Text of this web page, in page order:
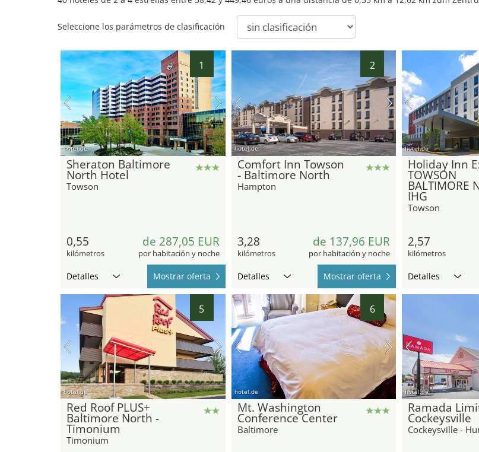
Seleccione los parámetros de clasificación
1
hotel.de
Sheraton Baltimore
North Hotel
Towson
0,55
kilómetros
de 287,05 EUR
por habitación y noche
Detalles Mostrar oferta
2
hotel.de
Comfort Inn Towson
- Baltimore North
Hampton
3,28
kilómetros
de 137,96 EUR
por habitación y noche
Detalles Mostrar oferta
hotel.de
Holiday Inn
TOWSON
BALTIMORE
IHG
Towson
2,57
kilómetros
Detalles
5
hotel.de
Red Roof PLUS+
Baltimore North -
Timonium
Timonium
6
hotel.de
Mt. Washington
Conference Center
Baltimore
hotel.de
Ramada
Cockeysville
Cockeysville -